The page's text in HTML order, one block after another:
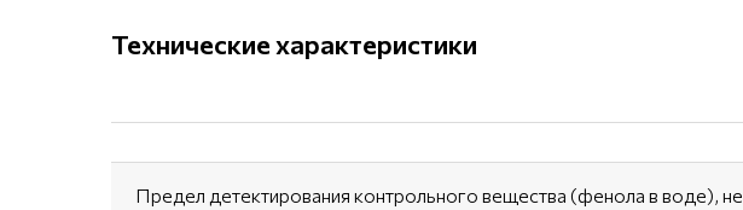
Технические характеристики
Предел детектирования контрольного вещества (фенола в воде), не